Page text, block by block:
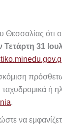
ότι
Τετάρτη 31
ταχυδρομικά ή
.
να